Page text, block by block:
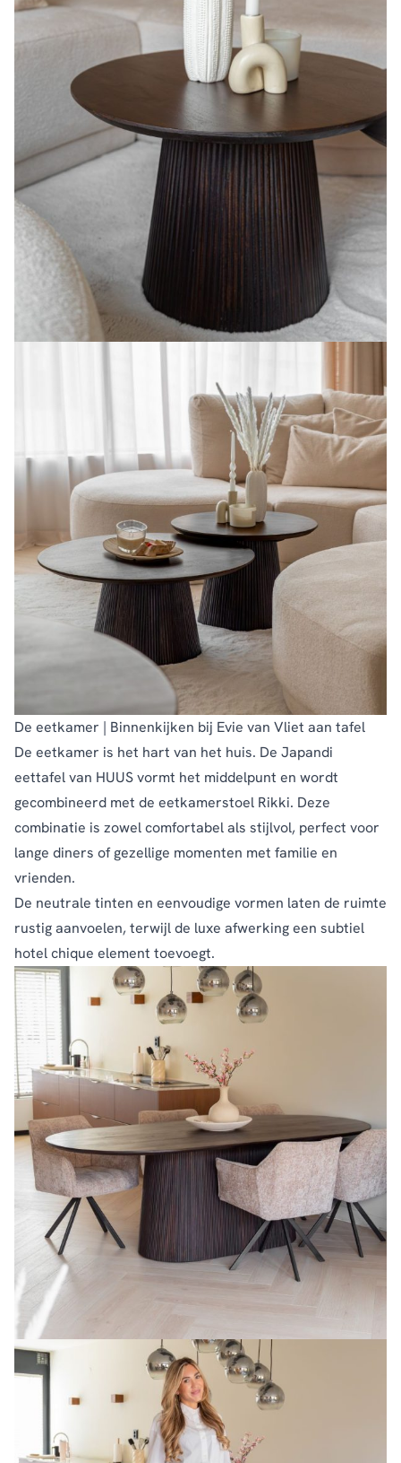
De eetkamer | Binnenkijken bij Evie van Vliet aan tafel
De eetkamer is het hart van het huis. De Japandi
eettafelvan HUUS vormt het middelpunt en wordt
gecombineerd met de eetkamerstoel Rikki. Deze
combinatie is zowel comfortabel als stijlvol, perfect voor
lange diners of gezellige momenten met familie en
vrienden.
De neutrale tinten en eenvoudige vormen laten de ruimte
rustig aanvoelen, terwijl de luxe afwerking een subtiel
hotel chique element toevoegt.